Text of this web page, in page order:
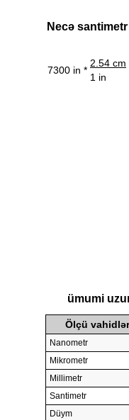
Necə
7300 in *
2.54 cm
1 in
ümumi
Ölçü
Nanometr
Mikrometr
Millimetr
Santimetr
Düym